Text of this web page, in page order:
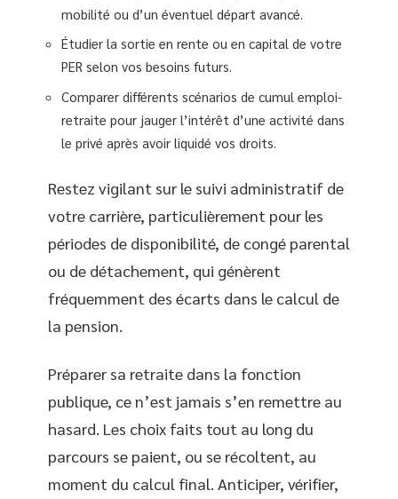
mobilité ou d’un éventuel départ avancé.
Étudier la sortie en rente ou en capital de votre
PER selon vos besoins futurs.
Comparer différents scénarios de cumul emploi-
retraite pour jauger l’intérêt d’une activité dans
le privé après avoir liquidé vos droits.
Restez vigilant sur le suivi administratif de
votre carrière, particulièrement pour les
périodes de disponibilité, de congé parental
ou de détachement, qui génèrent
fréquemment des écarts dans le calcul de
la pension.
Préparer sa retraite dans la fonction
publique, ce n’est jamais s’en remettre au
hasard. Les choix faits tout au long du
parcours se paient, ou se récoltent, au
moment du calcul final. Anticiper, vérifier,